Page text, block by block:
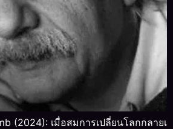
(2024): เมื่อสมการเปลี่ยนโลกกลายเ